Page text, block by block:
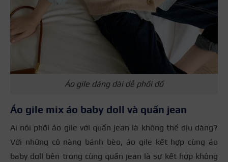
Áo gile dáng dài dễ phối đồ
Áo gile mix áo baby doll và quần jean
Ai nói phối áo gile với quần jean là không thể dịu dàng?
Với những cô nàng bánh bèo, áo gile kết hợp cùng áo
baby doll bên trong cùng quần jean là sự kết hợp không